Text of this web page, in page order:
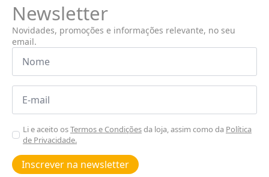
Newsletter
Novidades, promoções e informações relevante, no seu
email.
Nome
Email
Aceitar
Poiticas
de
privacidade
Li e aceito osTermos e Condiçõesda loja, assim como da Política
de Privacidade.
Inscrever na newsletter